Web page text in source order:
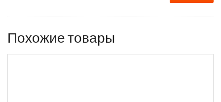
Похожие товары